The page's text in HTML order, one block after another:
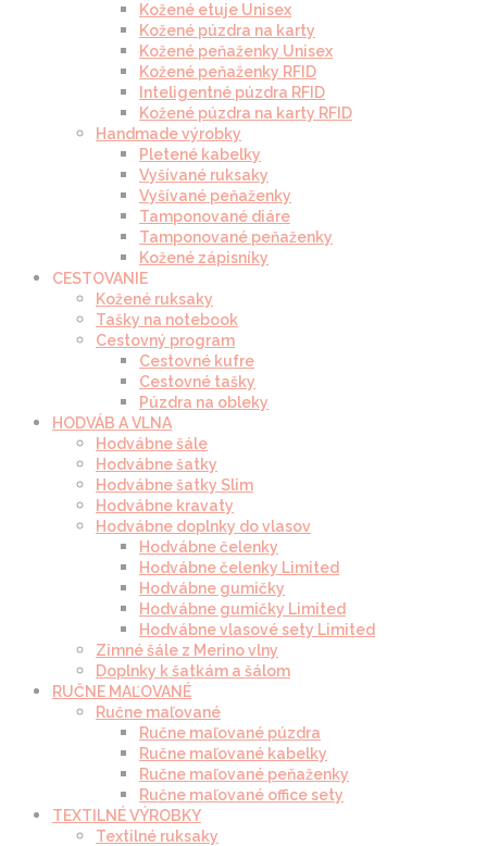
Kožené etuje Unisex
Kožené púzdra na karty
Kožené peňaženky Unisex
Kožené peňaženky RFID
Inteligentné púzdra RFID
Kožené púzdra na karty RFID
Handmade výrobky
Pletené kabelky
Vyšívané ruksaky
Vyšívané peňaženky
Tamponované diáre
Tamponované peňaženky
Kožené zápisníky
CESTOVANIE
Kožené ruksaky
Tašky na notebook
Cestovný program
Cestovné kufre
Cestovné tašky
Púzdra na obleky
HODVÁB A VLNA
Hodvábne šále
Hodvábne šatky
Hodvábne šatky Slim
Hodvábne kravaty
Hodvábne doplnky do vlasov
Hodvábne čelenky
Hodvábne čelenky Limited
Hodvábne gumičky
Hodvábne gumičky Limited
Hodvábne vlasové sety Limited
Zimné šále z Merino vlny
Doplnky k šatkám a šálom
RUČNE MAĽOVANÉ
Ručne maľované
Ručne maľované púzdra
Ručne maľované kabelky
Ručne maľované peňaženky
Ručne maľované office sety
TEXTILNÉ VÝROBKY
Textilné ruksaky